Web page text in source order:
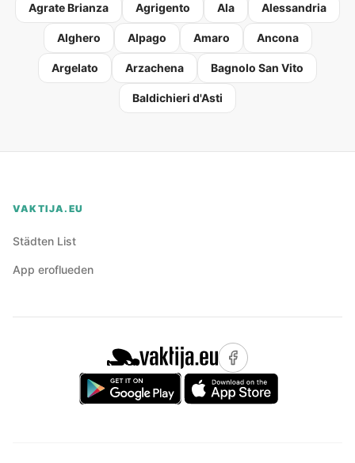
Agrate Brianza Agrigento Ala Alessandria
Alghero Alpago Amaro Ancona
Argelato Arzachena Bagnolo San Vito
Baldichieri d'Asti
VAKTIJA.EU
Städten List
App eroflueden